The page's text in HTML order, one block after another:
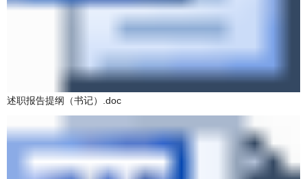
述职报告提纲（书记）.doc